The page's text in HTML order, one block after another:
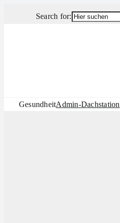
Search for:
GesundheitAdmin-Dachstation